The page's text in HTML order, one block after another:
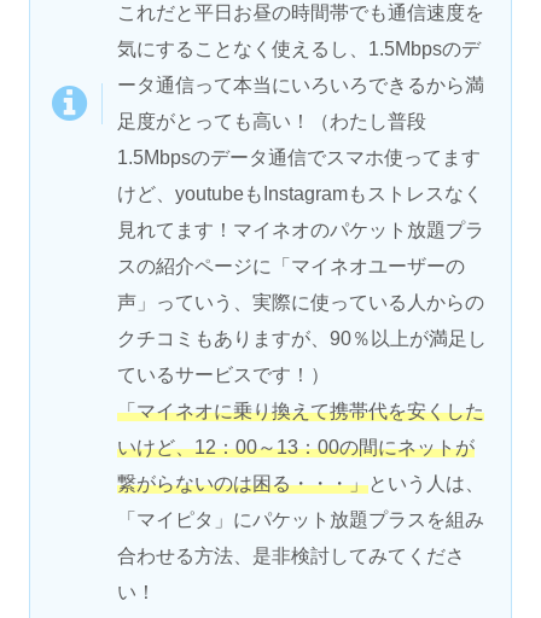
これだと平日お昼の時間帯でも通信速度を
気にすることなく使えるし、1.5Mbpsのデ
ータ通信って本当にいろいろできるから満
足度がとっても高い！（わたし普段
1.5Mbpsのデータ通信でスマホ使ってます
けど、youtubeもInstagramもストレスなく
見れてます！マイネオのパケット放題プラ
スの紹介ページに「マイネオユーザーの
声」っていう、実際に使っている人からの
クチコミもありますが、90％以上が満足し
ているサービスです！）
「マイネオに乗り換えて携帯代を安くした
いけど、12：00～13：00の間にネットが
繋がらないのは困る・・・」という人は、
「マイピタ」にパケット放題プラスを組み
合わせる方法、是非検討してみてくださ
い！